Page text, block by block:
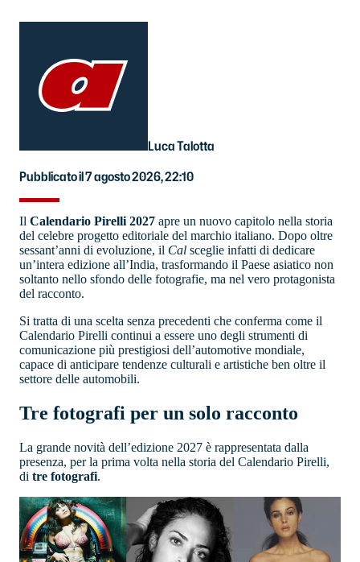
Luca Talotta
Pubblicato il 7 agosto 2026, 22:10
Il Calendario Pirelli 2027 apre un nuovo capitolo nella storia
del celebre progetto editoriale del marchio italiano. Dopo oltre
sessant’anni di evoluzione, il Cal sceglie infatti di dedicare
un’intera edizione all’India, trasformando il Paese asiatico non
soltanto nello sfondo delle fotografie, ma nel vero protagonista
del racconto.
Si tratta di una scelta senza precedenti che conferma come il
Calendario Pirelli continui a essere uno degli strumenti di
comunicazione più prestigiosi dell’automotive mondiale,
capace di anticipare tendenze culturali e artistiche ben oltre il
settore delle automobili.
Tre fotografi per un solo racconto
La grande novità dell’edizione 2027 è rappresentata dalla
presenza, per la prima volta nella storia del Calendario Pirelli,
di tre fotografi.